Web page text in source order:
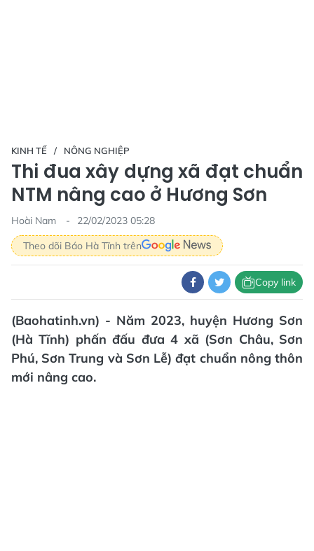
KINH TẾ NÔNG NGHIỆP
Thi đua xây dựng xã đạt chuẩn
NTM nâng cao ở Hương Sơn
Hoài Nam
22/02/2023 05:28
Theo dõi Báo Hà Tĩnh trên
Copy link
(Baohatinh.vn) - Năm 2023, huyện Hương Sơn
(Hà Tĩnh) phấn đấu đưa 4 xã (Sơn Châu, Sơn
Phú, Sơn Trung và Sơn Lễ) đạt chuẩn nông thôn
mới nâng cao.